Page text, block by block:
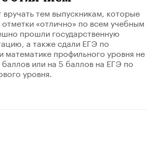
вручать тем выпускникам, которые
«отлично» по всем учебным
прошли государственную
а также сдали ЕГЭ по
математике профильного уровня не
или на 5 баллов на ЕГЭ по
уровня.